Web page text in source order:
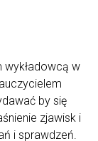
wykładowcą w
by się
zjawisk i
i sprawdzeń.